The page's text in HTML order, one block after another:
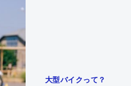
大型バイクって？